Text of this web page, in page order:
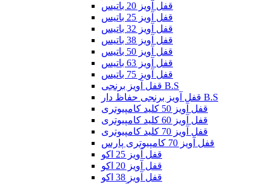
قفل آویز 20 باتیس
قفل آویز 25 باتیس
قفل آویز 32 باتیس
قفل آویز 38 باتیس
قفل آویز 50 باتیس
قفل آویز 63 باتیس
قفل آویز 75 باتیس
قفل آویز برنجی B.S
قفل آویز برنجی حفاظ دار B.S
قفل آویز 50 کلید کامپیوتری
قفل آویز 60 کلید کامپیوتری
قفل آویز 70 کلید کامپیوتری
قفل آویز 70 کامپیوتری پارس
قفل آویز 25 اکو
قفل آویز 20 اکو
قفل آویز 38 اکو